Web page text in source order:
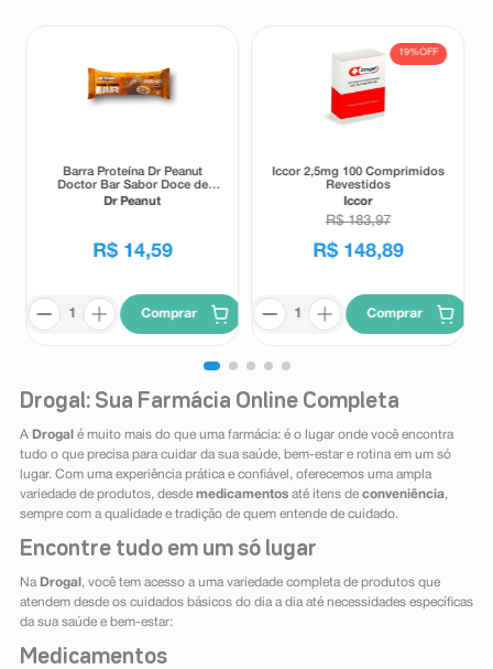
Barra Proteína Dr Peanut
Doctor Bar Sabor Doce de
Leite 62g
Dr Peanut
R$ 14,59
Comprar
19%OFF
Iccor 2,5mg 100 Comprimidos
Revestidos
Iccor
R$ 183,97
R$ 148,89
Comprar
Drogal: Sua Farmácia Online Completa
A Drogal é muito mais do que uma farmácia: é o lugar onde você encontra
tudo o que precisa para cuidar da sua saúde, bem-estar e rotina em um só
lugar. Com uma experiência prática e confiável, oferecemos uma ampla
variedade de produtos, desde medicamentosaté itens de conveniência,
sempre com a qualidade e tradição de quem entende de cuidado.
Encontre tudo em um só lugar
Na Drogal , você tem acesso a uma variedade completa de produtos que
atendem desde os cuidados básicos do dia a dia até necessidades específicas
da sua saúde e bem-estar:
Medicamentos